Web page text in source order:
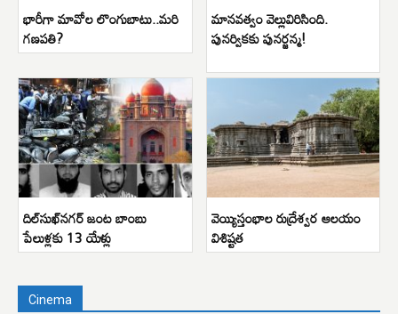
భారీగా మావోల లొంగుబాటు..మరి
గణపతి?
మానవత్వం వెల్లువిరిసింది.
పునర్వికకు పునర్జన్మ!
దిల్‌సుఖ్‌నగర్ జంట బాంబు
పేలుళ్లకు 13 యేళ్లు
వెయ్యిస్తంభాల రుద్రేశ్వర ఆలయం
విశిష్టత
Cinema